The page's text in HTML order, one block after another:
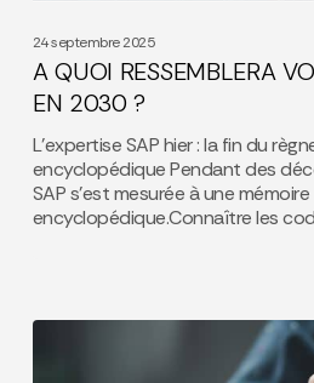
24 septembre 2025
A QUOI RESSEMBLERA
EN 2030 ?
L’expertise SAP hier : la fin du
encyclopédique Pendant des
SAP s’est mesurée à une mémoire
encyclopédique.Connaître les
La